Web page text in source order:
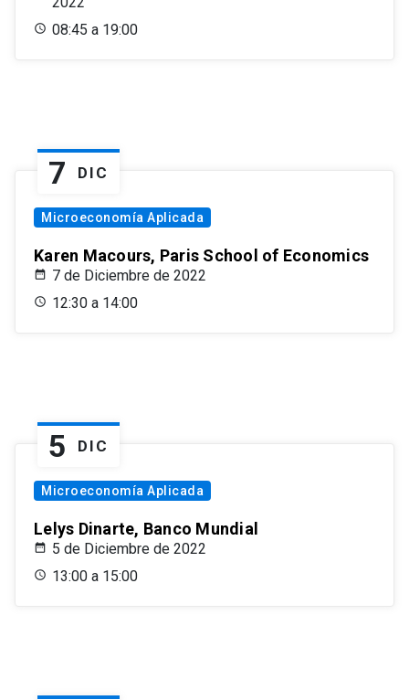
08:45 a 19:00
7 DIC
Microeconomía Aplicada
Karen Macours, Paris School of Economics
7 de Diciembre de 2022
12:30 a 14:00
5 DIC
Microeconomía Aplicada
Lelys Dinarte, Banco Mundial
5 de Diciembre de 2022
13:00 a 15:00